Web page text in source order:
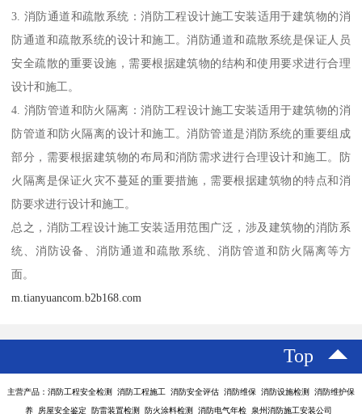
3. 消防通道和疏散系统：消防工程设计施工安装适用于建筑物的消
防通道和疏散系统的设计和施工。消防通道和疏散系统是保证人员
安全疏散的重要设施，需要根据建筑物的结构和使用要求进行合理
设计和施工。
4. 消防管道和防火隔离：消防工程设计施工安装适用于建筑物的消
防管道和防火隔离的设计和施工。消防管道是消防系统的重要组成
部分，需要根据建筑物的布局和消防需求进行合理设计和施工。防
火隔离是保证火灾不蔓延的重要措施，需要根据建筑物的特点和消
防要求进行设计和施工。
总之，消防工程设计施工安装适用范围广泛，涉及建筑物的消防系
统、消防设备、消防通道和疏散系统、消防管道和防火隔离等方
面。
m.tianyuancom.b2b168.com
Top
主营产品：消防工程安全检测 消防工程施工 消防安全评估 消防维保 消防设施检测 消防维护保
养 房屋安全鉴定 防雷装置检测 防火涂料检测 消防电气年检 泉州消防施工安装公司